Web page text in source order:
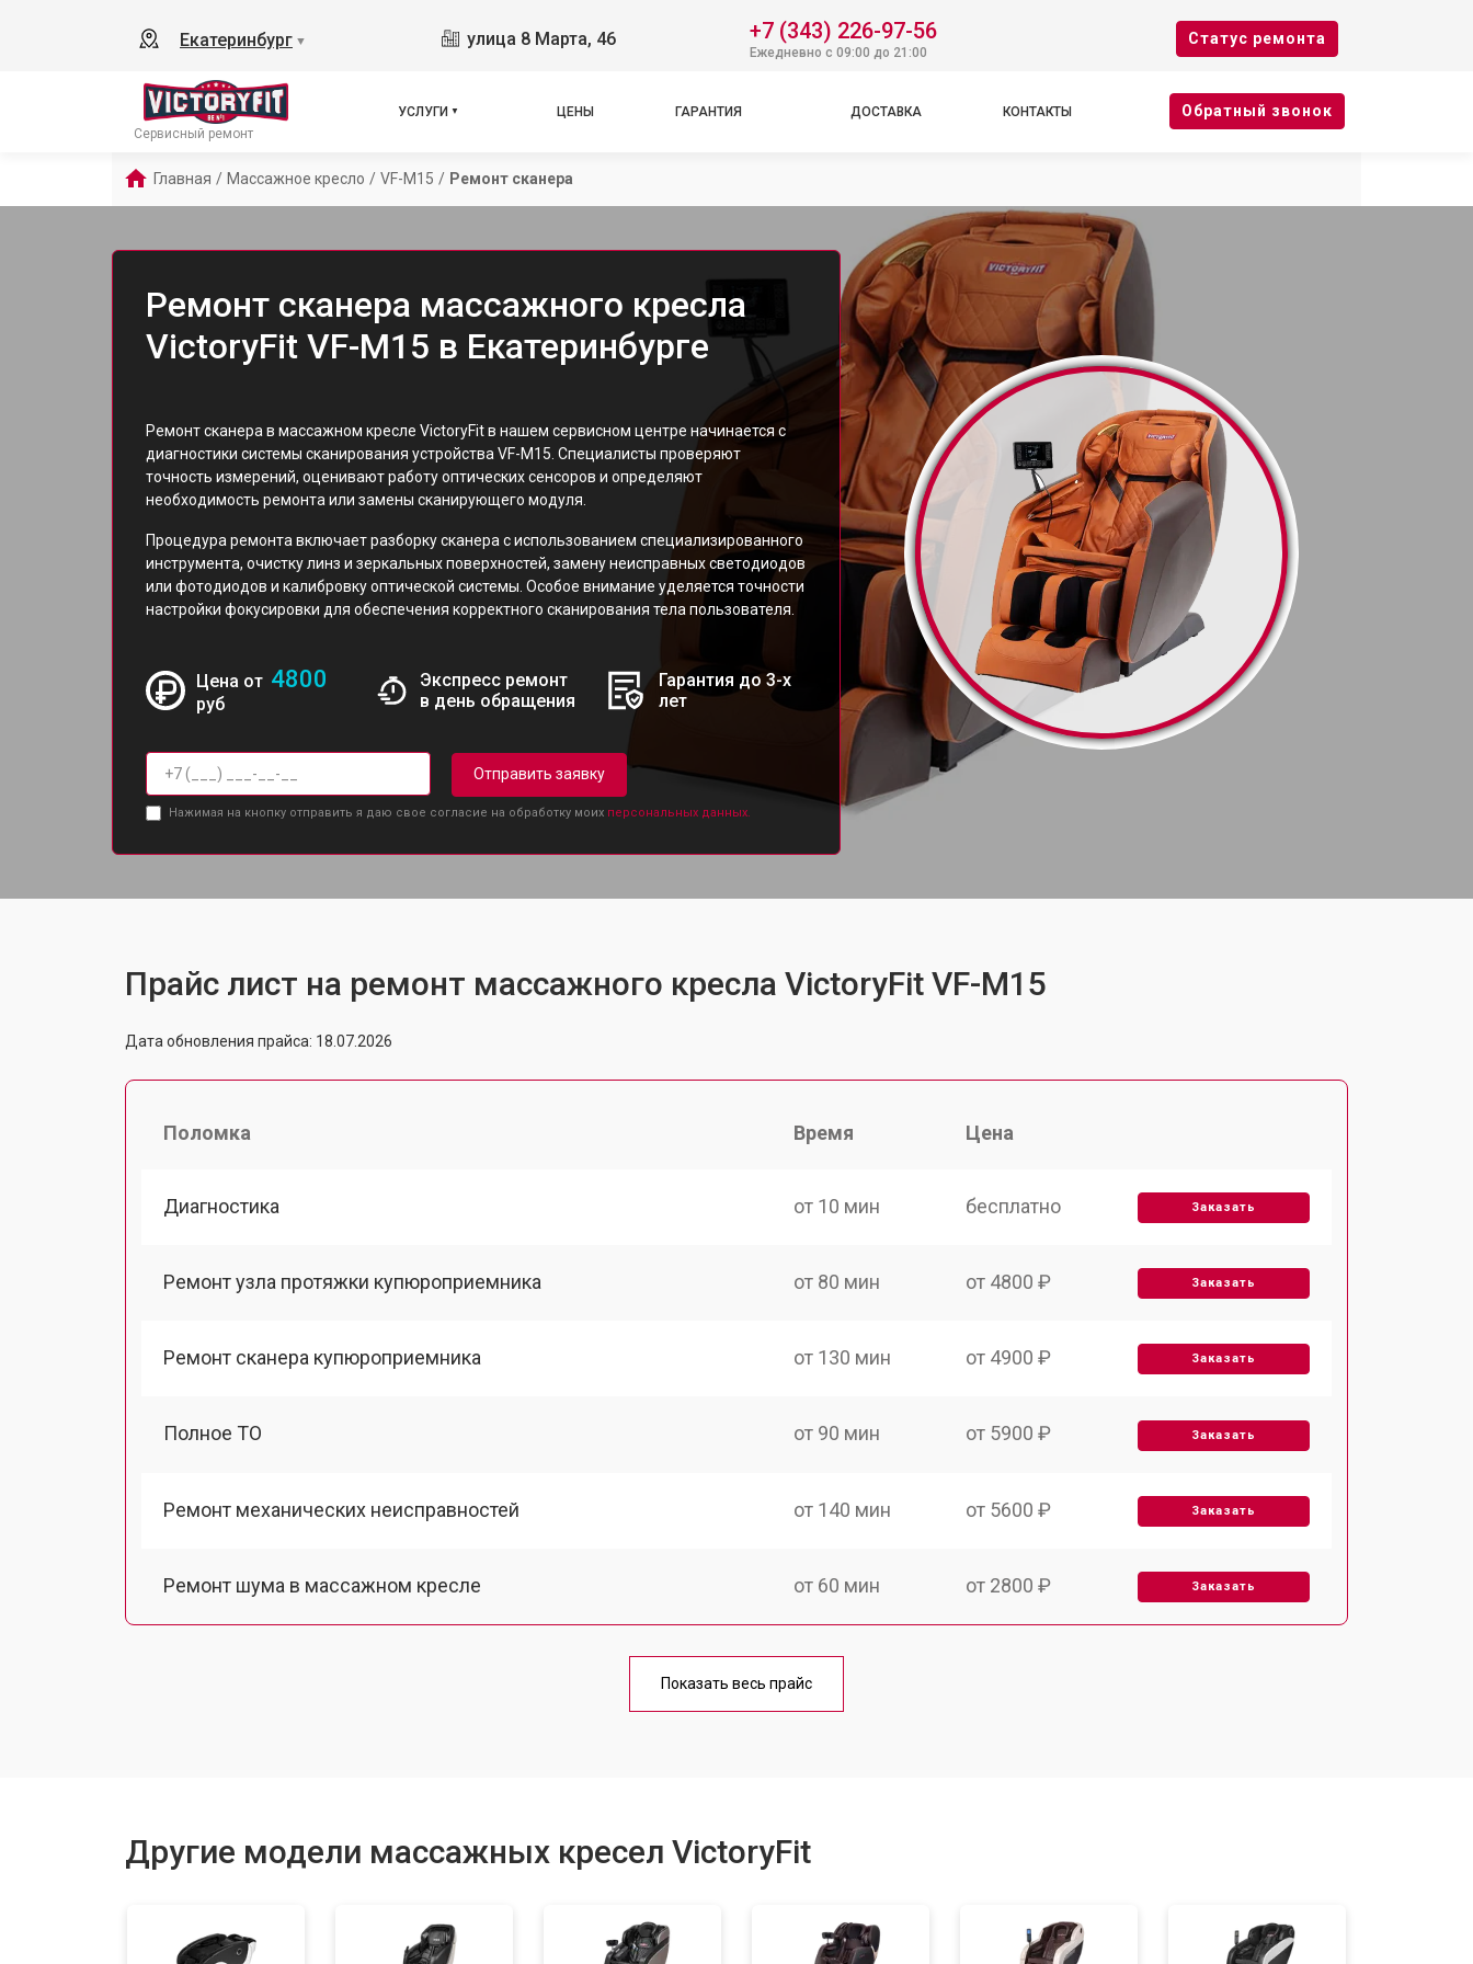
Екатеринбург ▼ улица 8 Марта, 46 +7 (343) 226-97-56
Ежедневно с 09:00 до 21:00
Cтатус ремонта
Сервисный ремонт
УСЛУГИ ЦЕНЫ ГАРАНТИЯ ДОСТАВКА КОНТАКТЫ Oбратный звонок
Главная / Массажное кресло / VF-M15 / Ремонт сканера
Ремонт сканера массажного кресла
VictoryFit VF-M15 в Екатеринбурге
Ремонт сканера в массажном кресле VictoryFit в нашем сервисном центре начинается с
диагностики системы сканирования устройства VF-M15. Специалисты проверяют
точность измерений, оценивают работу оптических сенсоров и определяют
необходимость ремонта или замены сканирующего модуля.
Процедура ремонта включает разборку сканера с использованием специализированного
инструмента, очистку линз и зеркальных поверхностей, замену неисправных светодиодов
или фотодиодов и калибровку оптической системы. Особое внимание уделяется точности
настройки фокусировки для обеспечения корректного сканирования тела пользователя.
Цена от 4800
руб
Экспресс ремонт
в день обращения
Гарантия до 3-х
лет
Отправить заявку
Нажимая на кнопку отправить я даю свое согласие на обработку моих персональных данных.
Прайс лист на ремонт массажного кресла VictoryFit VF-M15
Дата обновления прайса: 18.07.2026
Поломка Время Цена
Диагностика от 10 мин бесплатно Заказать
Ремонт узла протяжки купюроприемника от 80 мин от 4800 ₽ Заказать
Ремонт сканера купюроприемника от 130 мин от 4900 ₽ Заказать
Полное ТО от 90 мин от 5900 ₽ Заказать
Ремонт механических неисправностей от 140 мин от 5600 ₽ Заказать
Ремонт шума в массажном кресле от 60 мин от 2800 ₽ Заказать
от 150 мин
Показать весь прайс
Другие модели массажных кресел VictoryFit